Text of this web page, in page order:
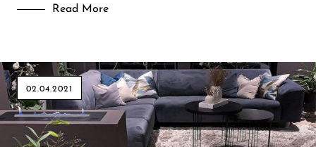
Read More
02.04.2021